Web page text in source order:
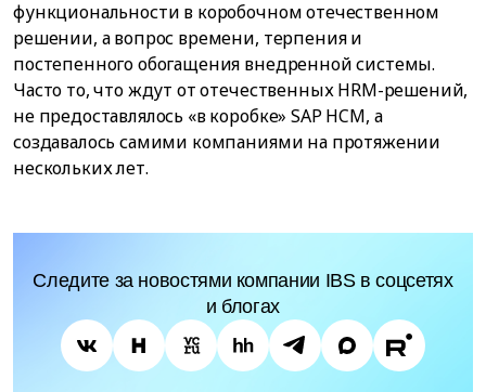
функциональности в коробочном отечественном
решении, а вопрос времени, терпения и
постепенного обогащения внедренной системы.
Часто то, что ждут от отечественных HRM-решений,
не предоставлялось «в коробке» SAP HCM, а
создавалось самими компаниями на протяжении
нескольких лет.
Следите за новостями компании IBS в соцсетях
и блогах